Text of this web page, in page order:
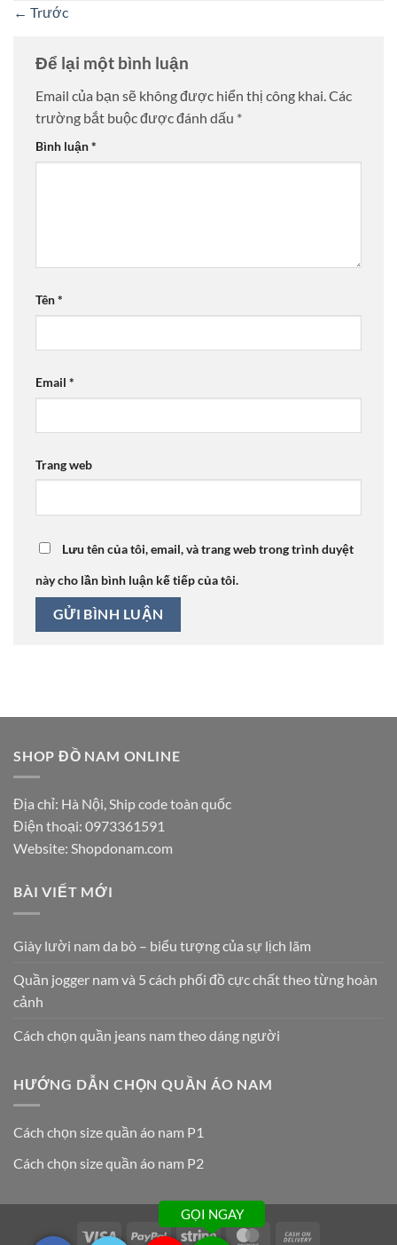
← Trước
Để lại một bình luận
Email của bạn sẽ không được hiển thị công khai.Các
trường bắt buộc được đánh dấu *
Bình luận*
Tên*
Email *
Trang web
Lưu tên của tôi, email, và trang web trong trình duyệt
này cho lần bình luận kế tiếp của tôi.
SHOP ĐỒ NAM ONLINE
Địa chỉ: Hà Nội, Ship code toàn quốc
Điện thoại: 0973361591
Website: Shopdonam.com
BÀI VIẾT MỚI
Giày lười nam da bò – biểu tượng của sự lịch lãm
Quần jogger nam và 5 cách phối đồ cực chất theo từng hoàn
cảnh
Cách chọn quần jeans nam theo dáng người
HƯỚNG DẪN CHỌN QUẦN ÁO NAM
Cách chọn size quần áo nam P1
Cách chọn size quần áo nam P2
Visa PayPal Stripe MasterCard
GỌI NGAY